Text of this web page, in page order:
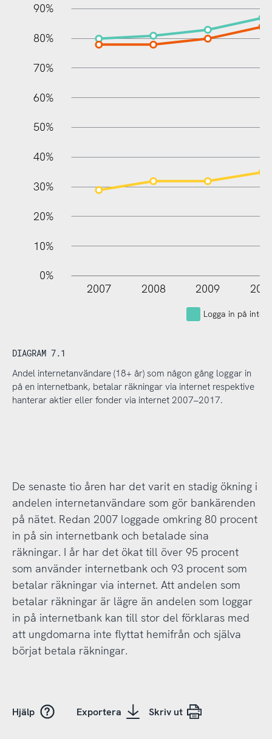
100%
90%
80%
70%
60%
50%
40%
30%
20%
10%
0%
2007 2008 2009
Logga in på
DIAGRAM 7.1
Andel internetanvändare (18+ år) som någon gång loggar in
på en internetbank, betalar räkningar via internet respektive
hanterar aktier eller fonder via internet 2007–2017.
De senaste tio åren har det varit en stadig ökning i
andelen internetanvändare som gör bankärenden
på nätet. Redan 2007 loggade omkring 80 procent
in på sin internetbank och betalade sina
räkningar. I år har det ökat till över 95 procent
som använder internetbank och 93 procent som
betalar räkningar via internet. Att andelen som
betalar räkningar är lägre än andelen som loggar
in på internetbank kan till stor del förklaras med
att ungdomarna inte flyttat hemifrån och själva
börjat betala räkningar.
Hjälp Exportera Skriv ut